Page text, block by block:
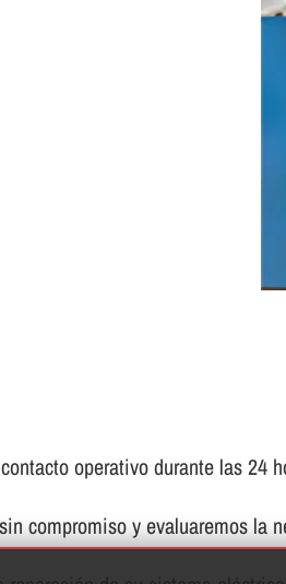
operativo durante las 24
compromiso y evaluaremos la